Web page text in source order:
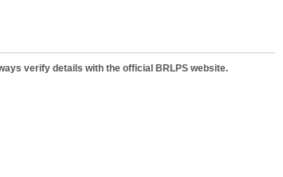
verify details with the official BRLPS website.